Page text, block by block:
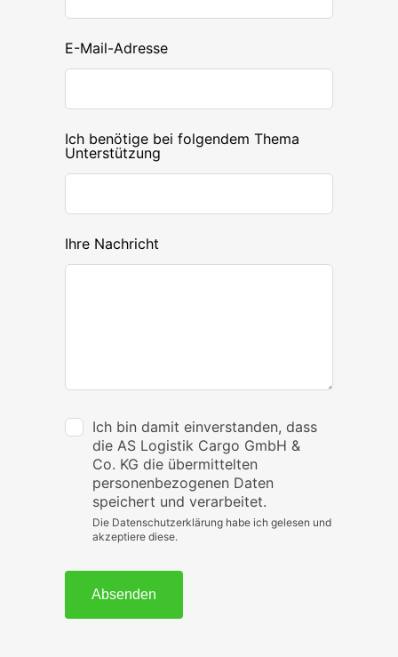
E-Mail-Adresse
Ich benötige bei folgendem Thema
Unterstützung
Ihre Nachricht
Ich bin damit einverstanden, dass
die AS Logistik Cargo GmbH &
Co. KG die übermittelten
personenbezogenen Daten
speichert und verarbeitet.
Die Datenschutzerklärung habe ich gelesen und
akzeptiere diese.
Absenden